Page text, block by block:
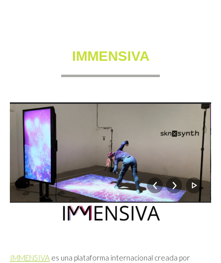
IMMENSIVA
IMMENSIVA es una plataforma internacional creada por